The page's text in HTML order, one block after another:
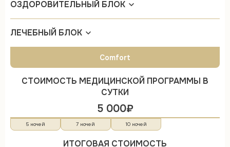
ОЗДОРОВИТЕЛЬНЫЙ БЛОК
ЛЕЧЕБНЫЙ БЛОК
Comfort
СТОИМОСТЬ МЕДИЦИНСКОЙ ПРОГРАММЫ В
СУТКИ
5 000₽
5 ночей 7 ночей 10 ночей
ИТОГОВАЯ СТОИМОСТЬ